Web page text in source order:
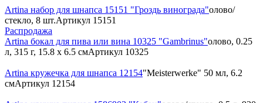
Artina набор для шнапса 15151 "Гроздь винограда"олово/
стекло, 8 шт.Артикул 15151
Распродажа
Artina бокал для пива или вина 10325 "Gambrinus"олово, 0.25
л, 315 г, 15.8 х 6.5 смАртикул 10325
Artina кружечка для шнапса 12154"Meisterwerke" 50 мл, 6.2
смАртикул 12154